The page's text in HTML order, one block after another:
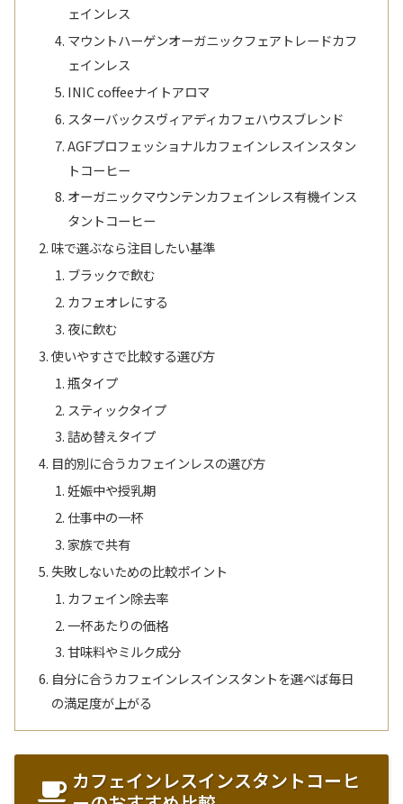
ェインレス
マウントハーゲンオーガニックフェアトレードカフ
ェインレス
INIC coffeeナイトアロマ
スターバックスヴィアディカフェハウスブレンド
AGFプロフェッショナルカフェインレスインスタン
トコーヒー
オーガニックマウンテンカフェインレス有機インス
タントコーヒー
味で選ぶなら注目したい基準
ブラックで飲む
カフェオレにする
夜に飲む
使いやすさで比較する選び方
瓶タイプ
スティックタイプ
詰め替えタイプ
目的別に合うカフェインレスの選び方
妊娠中や授乳期
仕事中の一杯
家族で共有
失敗しないための比較ポイント
カフェイン除去率
一杯あたりの価格
甘味料やミルク成分
自分に合うカフェインレスインスタントを選べば毎日
の満足度が上がる
カフェインレスインスタントコーヒ